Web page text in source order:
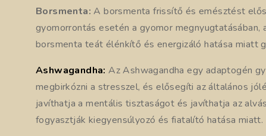
Borsmenta: A borsmenta frissítő és emésztést
gyomorrontás esetén a gyomor
borsmenta teát élénkítő és energizáló hatása miatt
Ashwagandha: Az Ashwagandha egy adaptogén
megbirkózni a stresszel, és elősegíti az általános
javíthatja a mentális tisztaságot és javíthatja az
fogyasztják kiegyensúlyozó és fiatalító hatása miatt.